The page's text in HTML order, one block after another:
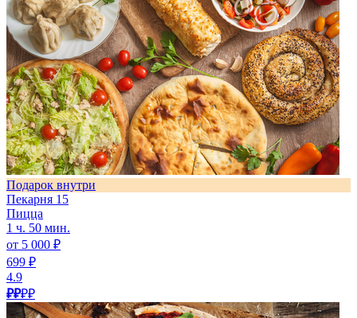
Подарок внутри
Пекарня 15
Пицца
1 ч. 50 мин.
от 5 000 ₽
699 ₽
4.9
₽₽₽₽